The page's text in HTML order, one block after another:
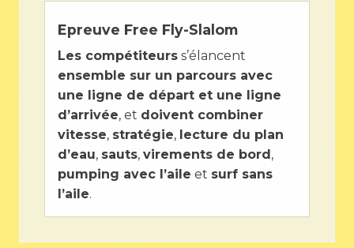
Epreuve Free Fly-Slalom
Les compétiteurs s’élancent
ensemble sur un parcours avec
une ligne de départ et une ligne
d’arrivée, et doivent combiner
vitesse, stratégie, lecture du plan
d’eau, sauts, virements de bord,
pumping avec l’aile et surf sans
l’aile.